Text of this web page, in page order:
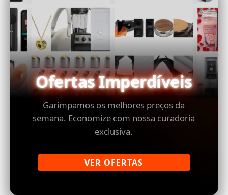
Ofertas Imperdíveis
Garimpamos os melhores preços da
semana. Economize com nossa curadoria
exclusiva.
VER OFERTAS